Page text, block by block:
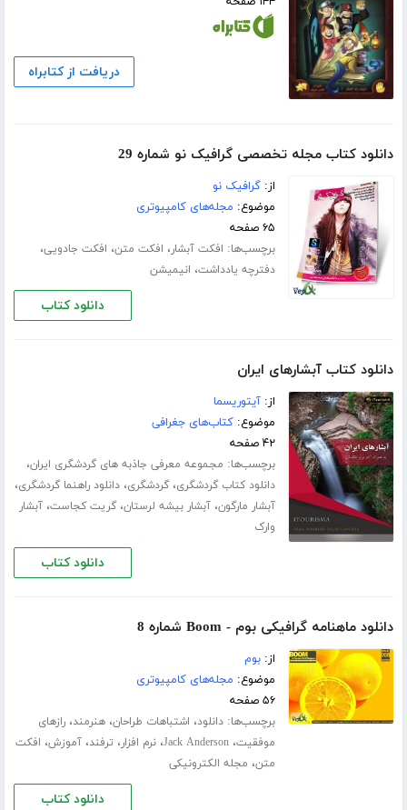
دریافت از کتابراه
دانلود کتاب مجله تخصصی گرافیک نو شماره 29
از:گرافیک نو
موضوع: مجله‌های کامپیوتری
۶۵ صفحه
برچسب‌ها: افکت آبشار، افکت متن، افکت جادویی،
دفترچه یادداشت، انیمیشن
دانلود کتاب
دانلود کتاب آبشارهای ایران
از:آیتوریسما
موضوع:کتاب‌های جغرافی
۴۲ صفحه
برچسب‌ها: مجموعه معرفی جاذبه های گردشگری ایران،
دانلود کتاب گردشگری،گردشگری،دانلود راهنما گردشگری،
آبشار مارگون،آبشار بیشه لرستان،گریت کجاست،آبشار
وارک
دانلود کتاب
دانلود ماهنامه گرافیکی بوم - Boom شماره 8
از:بوم
موضوع: مجله‌های کامپیوتری
۵۶ صفحه
برچسب‌ها:دانلود، اشتباهات طراحان،هنرمند،رازهای
موفقیت،Jack Anderson،نرم افزار، ترفند،آموزش، افکت
متن، مجله الکترونیکی
دانلود کتاب